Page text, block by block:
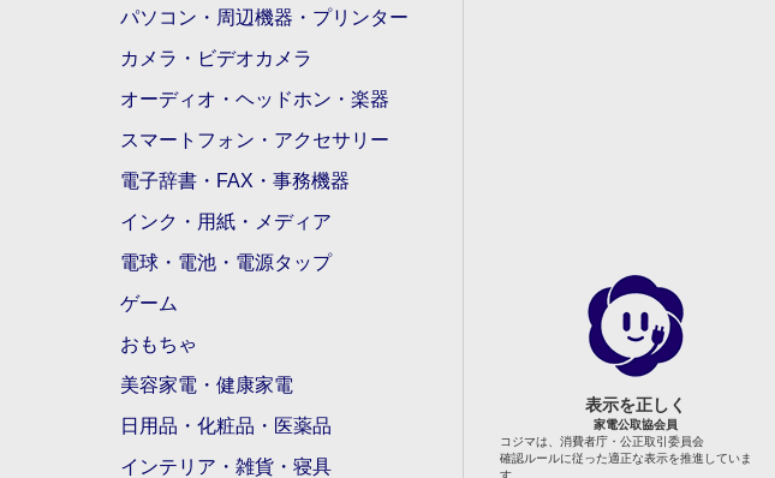
パソコン・周辺機器・プリンター
カメラ・ビデオカメラ
オーディオ・ヘッドホン・楽器
スマートフォン・アクセサリー
電子辞書・FAX・事務機器
インク・用紙・メディア
電球・電池・電源タップ
ゲーム
おもちゃ
美容家電・健康家電
日用品・化粧品・医薬品
インテリア・雑貨・寝具
表示を正しく
家電公取協会員
コジマは、消費者庁・公正取引委員会
確認ルールに従った適正な表示を推進していま
す。